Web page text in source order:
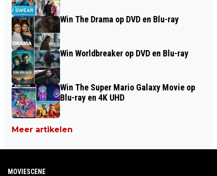
Win The Drama op DVD en Blu-ray
Win Worldbreaker op DVD en Blu-ray
Win The Super Mario Galaxy Movie op
Blu-ray en 4K UHD
Meer artikelen
MOVIESCENE